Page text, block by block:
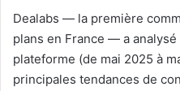
Dealabs — la première
plans en France — a analysé
plateforme (de mai 2025 à
principales tendances de